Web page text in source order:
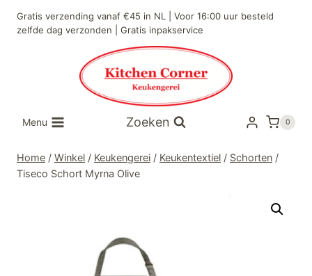
naar
Gratis verzending vanaf €45 in NL | Voor 16:00 uur besteld
zelfde dag verzonden | Gratis inpakservice
Menu Zoeken 0
Home / Winkel / Keukengerei / Keukentextiel / Schorten /
Tiseco Schort Myrna Olive